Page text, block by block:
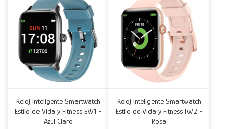
Reloj Inteligente Smartwatch
Estilo de Vida y Fitness EW1 -
Azul Claro
Reloj Inteligente Smartwatch
Estilo de Vida y Fitness IW2 -
Rosa